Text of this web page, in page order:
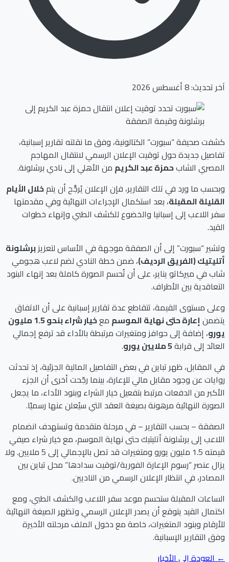
آخر تحديث: 8 أغسطس 2026
كشفت صحيفة “سبورت” الكتالونية، وفق ما نقلته تقارير إسبانية،
تفاصيل جديدة حول توقيت الإعلان الرسمي لانتقال المهاجم
المصري الشابحمزة عبد الكريم من الأهلي إلى نادي برشلونة.
وبحسب ما ورد في تلك التقارير، فإن الإعلان يُرجَّح أن يتمخلال الأيام
القليلة المقبلة، بعد استكمال الإجراءات النهائية وفي مقدمتها
سفر اللاعب إلى إسبانيا والخضوع للكشف الطبي وإنهاء خطوات
القيد.
وتشير “سبورت” إلى أن الصفقة موجهة في الأساس لتعزيزبرشلونة
أتليتيك (الفريق الرديف)، ضمن خطة النادي لضم لاعب هجومي
شاب في ميركاتو يناير، على أن تُحسم الصورة كاملة بعد إنهاء البنود
التعاقدية بين الأطراف.
وعلى مستوى القيمة، تتقاطع عدة تقارير إسبانية على أن الاتفاق
يتضمن إعارة حتى نهاية الموسم مع
خيار شراء بنحو 1.5 مليون
يورو، إضافة إلى حوافز ومتغيرات مرتبطة بالأداء قد ترفع إجمالي
العائد إلى قرابة5 ملايين يورو
.
في المقابل، ظهر تباين في بعض التفاصيل المالية الجزئية، إذ تحدثت
روايات عن وجود مقابل مالي للإعارة، بينما رجّحت أخرى أن الجزء
الأكبر من الدفعات مرتبط بتفعيل خيار الشراء وبنود الأداء، ما يجعل
الصورة النهائية مرهونة بصيغة العقد التي سيُعلن عنها رسميًا.
الصفقة – بحسب التقارير – في مرحلة متقدمة وتستهدف انضمام
اللاعب إلى برشلونة أتليتيك حتى نهاية الموسم، مع خيار شراء صيفي
قيمته 1.5 مليون يورو ومتغيرات قد تصل بالإجمالي إلى 5 ملايين. ولا
يزال عنصر “رسوم الإعارة الفورية/توقيت سدادها” محل تباين بين
المصادر، في انتظار الإعلان الرسمي من الناديين.
الساعات المقبلة ستحسم موعد سفر اللاعب والكشف الطبي، ومع
اكتمال القيد يتوقع أن يصدر الإعلان الرسمي وتظهر الصيغة النهائية
للأرقام وبنود المتغيرات، خاصة مع دخول الملف مرحلته الأخيرة
وفق التقارير الإسبانية.
← العودة إلى الأخبار